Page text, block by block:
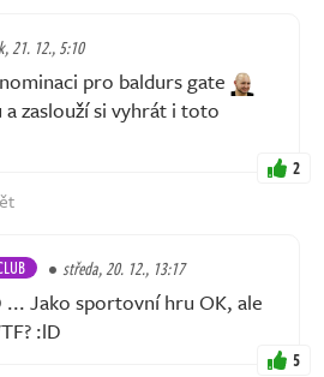
21. 12., 5:10
pro baldurs gate
zaslouží si vyhrát i toto
2
středa, 20. 12., 13:17
... Jako sportovní hru OK, ale
:lD
5